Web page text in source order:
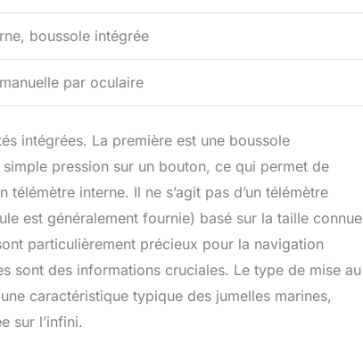
boussole intégrée
par oculaire
intégrées. La première est une boussole
pression sur un bouton, ce qui permet de
interne. Il ne s’agit pas d’un télémètre
est généralement fournie) basé sur la taille connue
particulièrement précieux pour la navigation
sont des informations cruciales. Le type de mise au
caractéristique typique des jumelles marines,
sur l’infini.